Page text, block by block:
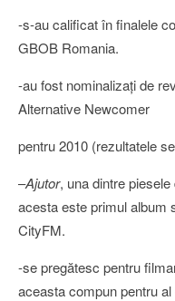
-s-au calificat în finalele
GBOB Romania.
-au fost nominalizaţi de
Alternative Newcomer
pentru 2010 (rezultatele
–Ajutor, una dintre piesele
acesta este primul album
CityFM.
-se pregătesc pentru
aceasta compun pentru al